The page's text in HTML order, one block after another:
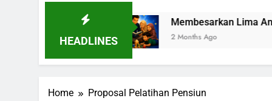
HEADLINES
Membesarkan Lima Anak
2 Months Ago
Home Proposal Pelatihan Pensiun